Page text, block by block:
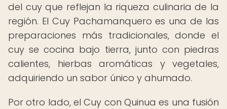
del cuy que reflejan la riqueza culinaria de la
región. El Cuy Pachamanquero es una de las
preparaciones más tradicionales, donde el
cuy se cocina bajo tierra, junto con piedras
calientes, hierbas aromáticas y vegetales,
adquiriendo un sabor único y ahumado.
Por otro lado, el Cuy con Quinua es una fusión